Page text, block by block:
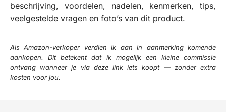
beschrijving, voordelen, nadelen, kenmerken, tips,
veelgestelde vragen en foto’s van dit product.
Als Amazon-verkoper verdien ik aan in aanmerking komende
aankopen. Dit betekent dat ik mogelijk een kleine commissie
ontvang wanneer je via deze link iets koopt — zonder extra
kosten voor jou.